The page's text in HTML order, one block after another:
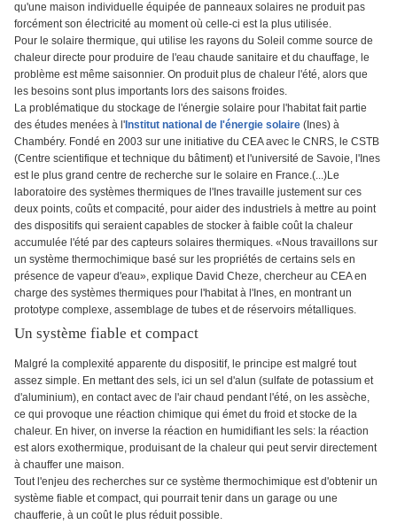
qu'une maison individuelle équipée de panneaux solaires ne produit pas
forcément son électricité au moment où celle-ci est la plus utilisée.
Pour le solaire thermique, qui utilise les rayons du Soleil comme source de
chaleur directe pour produire de l'eau chaude sanitaire et du chauffage, le
problème est même saisonnier. On produit plus de chaleur l'été, alors que
les besoins sont plus importants lors des saisons froides.
La problématique du stockage de l'énergie solaire pour l'habitat fait partie
des études menées à l' Institut national de l'énergie solaire (Ines) à
Chambéry. Fondé en 2003 sur une initiative du CEA avec le CNRS, le CSTB
(Centre scientifique et technique du bâtiment) et l'université de Savoie, l'Ines
est le plus grand centre de recherche sur le solaire en France.(...)Le
laboratoire des systèmes thermiques de l'Ines travaille justement sur ces
deux points, coûts et compacité, pour aider des industriels à mettre au point
des dispositifs qui seraient capables de stocker à faible coût la chaleur
accumulée l'été par des capteurs solaires thermiques. «Nous travaillons sur
un système thermochimique basé sur les propriétés de certains sels en
présence de vapeur d'eau», explique David Cheze, chercheur au CEA en
charge des systèmes thermiques pour l'habitat à l'Ines, en montrant un
prototype complexe, assemblage de tubes et de réservoirs métalliques.
Un système fiable et compact
Malgré la complexité apparente du dispositif, le principe est malgré tout
assez simple. En mettant des sels, ici un sel d'alun (sulfate de potassium et
d'aluminium), en contact avec de l'air chaud pendant l'été, on les assèche,
ce qui provoque une réaction chimique qui émet du froid et stocke de la
chaleur. En hiver, on inverse la réaction en humidifiant les sels: la réaction
est alors exothermique, produisant de la chaleur qui peut servir directement
à chauffer une maison.
Tout l'enjeu des recherches sur ce système thermochimique est d'obtenir un
système fiable et compact, qui pourrait tenir dans un garage ou une
chaufferie, à un coût le plus réduit possible.